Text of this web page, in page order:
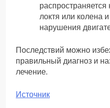
локтя или колена
нарушения
Последствий можно
правильный диагноз и
лечение.
Источник